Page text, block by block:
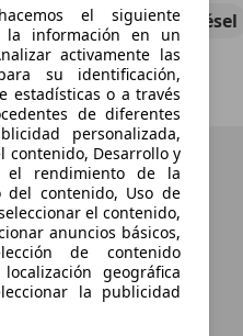
163.620 km Diésel
el siguiente
la información en un
activamente las
su identificación,
estadísticas o a través
de diferentes
personalizada,
contenido, Desarrollo y
el rendimiento de la
contenido, Uso de
el contenido,
anuncios básicos,
de contenido
geográfica
la publicidad